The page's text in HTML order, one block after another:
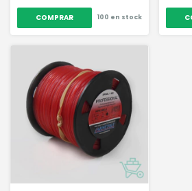
100 en stock